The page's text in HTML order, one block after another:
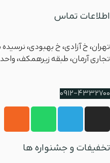
اطلاعات تماس
تجاری آرمان، طبقه زیرهمکف، واحد 5
0912-4332700
تخفیفات و جشنواره ها